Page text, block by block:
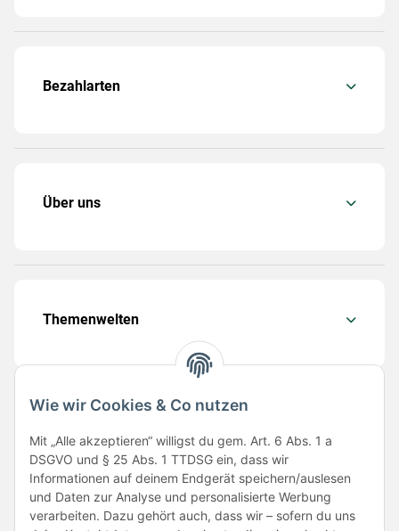
Wie wir Cookies & Co nutzen
Mit „Alle akzeptieren“ willigst du gem. Art. 6 Abs. 1 a
DSGVO und § 25 Abs. 1 TTDSG ein, dass wir
Informationen auf deinem Endgerät speichern/auslesen
und Daten zur Analyse und personalisierte Werbung
verarbeiten. Dazu gehört auch, dass wir – sofern du uns
Bezahlarten
Über uns
Themenwelten
Folge uns